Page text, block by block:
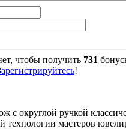
чтобы получить 731
!
с округлой ручкой
технологии мастеров